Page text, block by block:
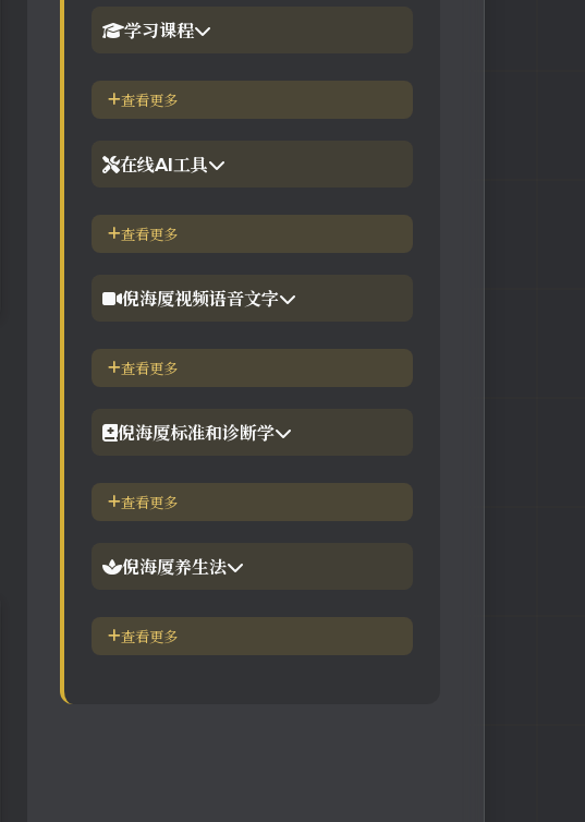
学习课程
1.倪海厦官网备份版
查看更多
在线AI工具
【工具】紫微斗数命理分析
查看更多
倪海厦视频语音文字
【视频】倪海厦-针灸大成
查看更多
倪海厦标准和诊断学
倪海厦简介-传奇人生
查看更多
倪海厦养生法
五脏逼毒法和易筋经
查看更多